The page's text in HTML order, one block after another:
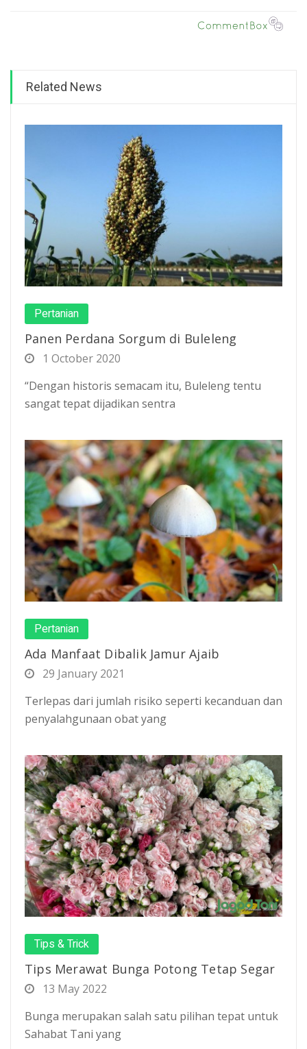
Related News
Pertanian
Panen Perdana Sorgum di Buleleng
1 October 2020
“Dengan historis semacam itu, Buleleng tentu
sangat tepat dijadikan sentra
Pertanian
Ada Manfaat Dibalik Jamur Ajaib
29 January 2021
Terlepas dari jumlah risiko seperti kecanduan dan
penyalahgunaan obat yang
Tips & Trick
Tips Merawat Bunga Potong Tetap Segar
13 May 2022
Bunga merupakan salah satu pilihan tepat untuk
Sahabat Tani yang